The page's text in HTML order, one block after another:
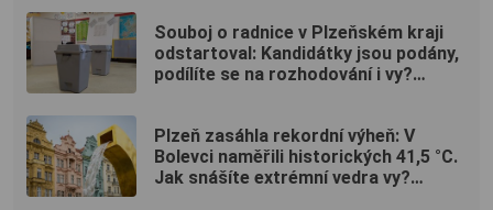
Souboj o radnice v Plzeňském kraji
odstartoval: Kandidátky jsou podány,
podílíte se na rozhodování i vy?
Plzeň zasáhla rekordní výheň: V
Bolevci naměřili historických 41,5 °C.
Jak snášíte extrémní vedra vy?